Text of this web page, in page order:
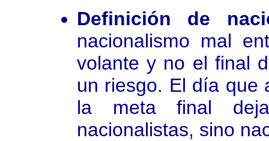
Definición de
nacionalismo mal
volante y no el final
un riesgo. El día que
la meta final
nacionalistas, sino